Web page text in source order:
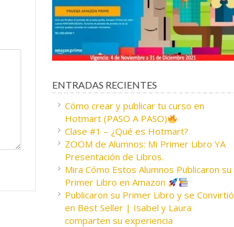
ENTRADAS RECIENTES
Cómo crear y publicar tu curso en
Hotmart (PASO A PASO)
Clase #1 – ¿Qué es Hotmart?
ZOOM de Alumnos: Mi Primer Libro YA
Presentación de Libros.
Mira Cómo Estos Alumnos Publicaron su
Primer Libro en Amazon
Publicaron su Primer Libro y se Convirtió
en Best Seller | Isabel y Laura
comparten su experiencia